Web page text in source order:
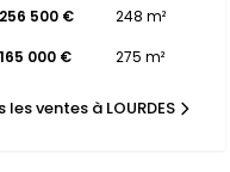
256 500 €
248 m²
165 000 € 275 m²
ventes à LOURDES